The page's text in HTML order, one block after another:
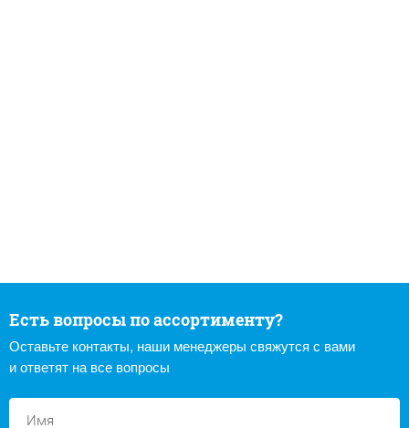
Есть вопросы по ассортименту?
Оставьте контакты, наши менеджеры свяжутся с вами
и ответят на все вопросы